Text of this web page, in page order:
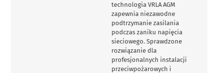
technologia VRLA AGM
zapewnia niezawodne
podtrzymanie zasilania
podczas zaniku napięcia
sieciowego. Sprawdzone
rozwiązanie dla
profesjonalnych instalacji
przeciwpożarowych i